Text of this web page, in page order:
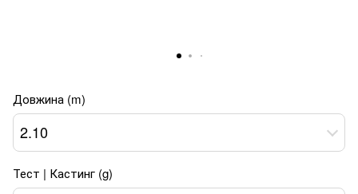
Довжина (m)
2.10
Тест | Кастинг (g)